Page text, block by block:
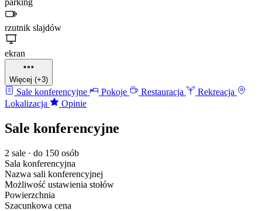
rzutnik slajdów
ekran
Więcej (+3)
Sale konferencyjne Pokoje Restauracja
Rekreacja
Lokalizacja
Opinie
Sale konferencyjne
2 sale · do 150 osób
Sala konferencyjna
Nazwa sali konferencyjnej
Możliwość ustawienia stołów
Powierzchnia
Szacunkowa cena